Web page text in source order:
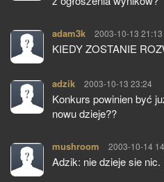
adam3k pisze:
2003-10-13 21:13
KIEDY ZOSTANIE
adzik pisze:
2003-10-13 23:24
Konkurs powinien być
nowu dzieje??
mushroom pisze:
2003-10-14
Adzik: nie dzieje sie nic.